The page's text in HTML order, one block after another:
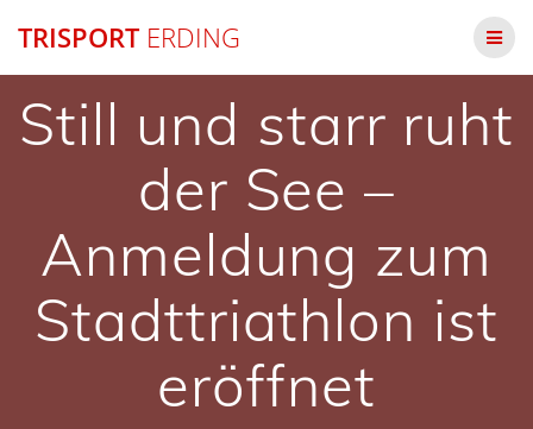
TRISPORTERDING
Still und starr ruht
der See –
Anmeldung zum
Stadttriathlon ist
eröffnet